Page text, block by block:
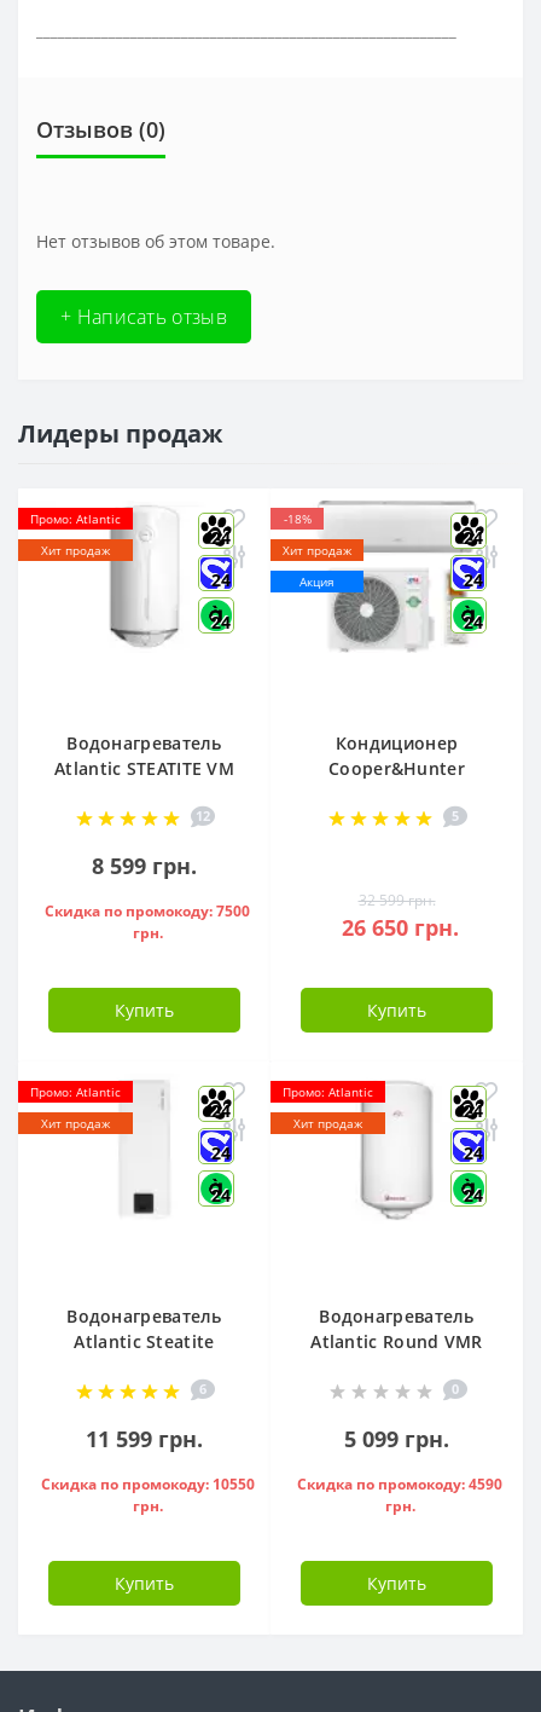
Отзывов (0)
Нет отзывов об этом товаре.
+ Написать отзыв
Лидеры продаж
Промо: Atlantic
Хит продаж
24
24
24
Водонагреватель
Atlantic STEATITE VM
851188
12
8 599 грн.
Скидка по промокоду: 7500
грн.
Купить
-18%
Хит продаж
Акция
24
24
24
Кондиционер
Cooper&Hunter
S12FTXLA2-NG (WI-
5
32 599 грн.
26 650 грн.
Купить
Промо: Atlantic
Хит продаж
24
24
24
Водонагреватель
Atlantic Steatite
1500W, - 841286
6
11 599 грн.
Скидка по промокоду: 10550
грн.
Купить
Промо: Atlantic
Хит продаж
24
24
24
Водонагреватель
Atlantic Round VMR
951136
0
5 099 грн.
Скидка по промокоду: 4590
грн.
Купить